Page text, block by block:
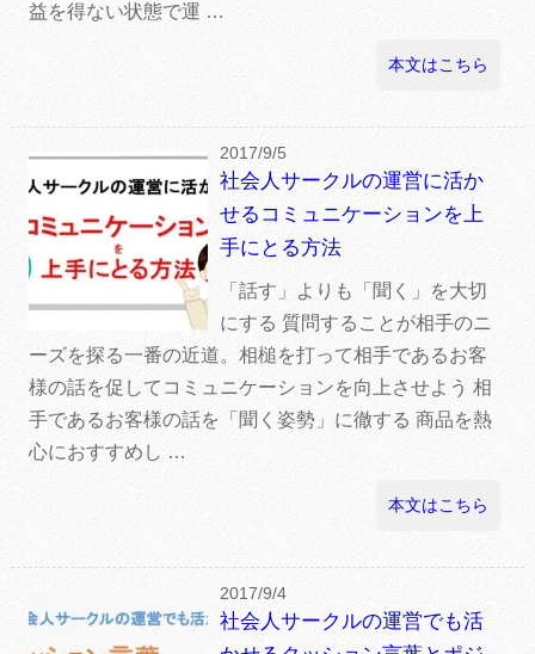
益を得ない状態で運 …
本文はこちら
2017/9/5
社会人サークルの運営に活か
せるコミュニケーションを上
手にとる方法
「話す」よりも「聞く」を大切
にする 質問することが相手のニ
ーズを探る一番の近道。相槌を打って相手であるお客
様の話を促してコミュニケーションを向上させよう 相
手であるお客様の話を「聞く姿勢」に徹する 商品を熱
心におすすめし …
本文はこちら
2017/9/4
社会人サークルの運営でも活